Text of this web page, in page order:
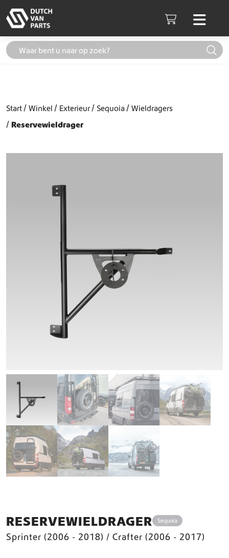
Cart
Start Winkel Exterieur Sequoia
Wieldragers
Reservewieldrager
RESERVEWIELDRAGER Sequoia
Sprinter (2006 - 2018) / Crafter (2006 - 2017)